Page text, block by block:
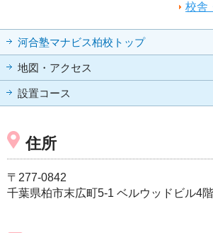
校舎
河合塾マナビス柏校トップ
地図・アクセス
設置コース
住所
〒277-0842
千葉県柏市末広町5-1 ベルウッドビル4階